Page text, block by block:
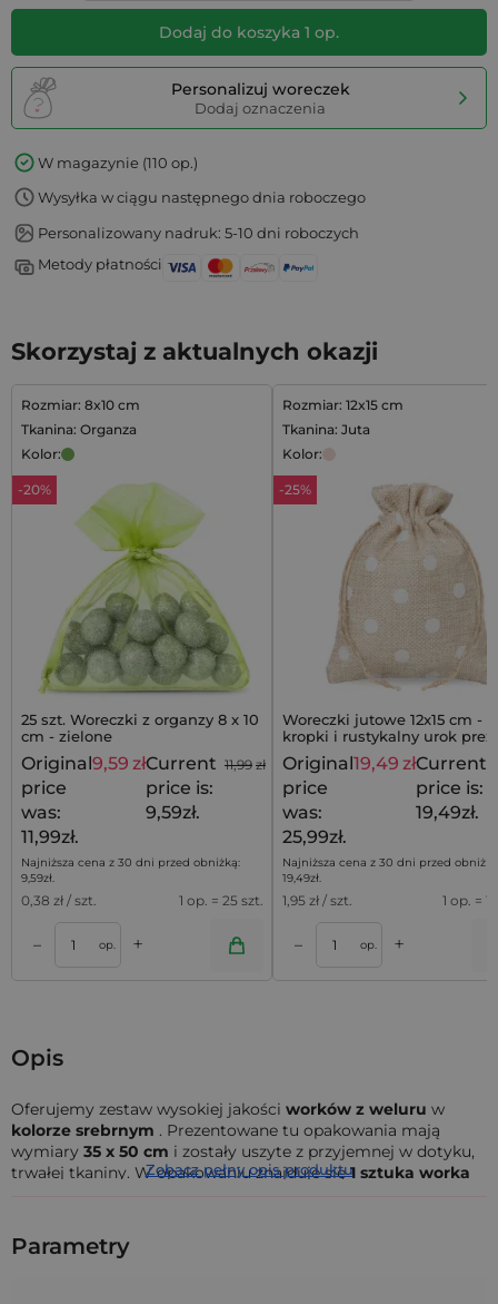
Dodaj do koszyka 1 op.
Personalizuj woreczek
Dodaj oznaczenia
W magazynie (110 op.)
Wysyłka w ciągu następnego dnia roboczego
Personalizowany nadruk: 5-10 dni roboczych
Metody płatności
Skorzystaj z aktualnych okazji
Rozmiar: 8x10 cm
Tkanina: Organza
Kolor:
-20%
25 szt. Woreczki z organzy 8 x 10
cm - zielone
11,99 zł
Original
price
was:
11,99zł.
9,59 złCurrent
price is:
9,59zł.
Najniższa cena z 30 dni przed obniżką:
9,59zł.
0,38 zł / szt. 1 op. = 25 szt.
– op. +
Rozmiar: 12x15 cm
Tkanina: Juta
Kolor:
-25%
Woreczki jutowe 12x15 cm -
kropki i rustykalny urok
Original
price
was:
25,99zł.
19,49 złCurrent
price is:
19,49zł.
Najniższa cena z 30 dni przed
19,49zł.
1,95 zł / szt. 1 op. =
– op. +
Dodaj do koszyka
Opis
Oferujemy zestaw wysokiej jakości worków z weluru w
kolorze srebrnym . Prezentowane tu opakowania mają
wymiary 35 x 50 cm i zostały uszyte z przyjemnej w dotyku,
trwałej tkaniny. W opakowaniu znajduje się1 sztuka worka
eleganckiego przechowywania biżuterii
Zobacz pełny opis produktu
Parametry